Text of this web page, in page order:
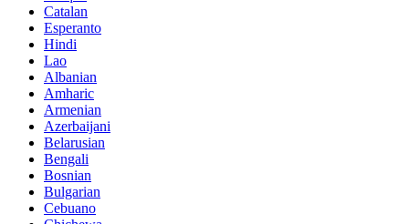
Catalan
Esperanto
Hindi
Lao
Albanian
Amharic
Armenian
Azerbaijani
Belarusian
Bengali
Bosnian
Bulgarian
Cebuano